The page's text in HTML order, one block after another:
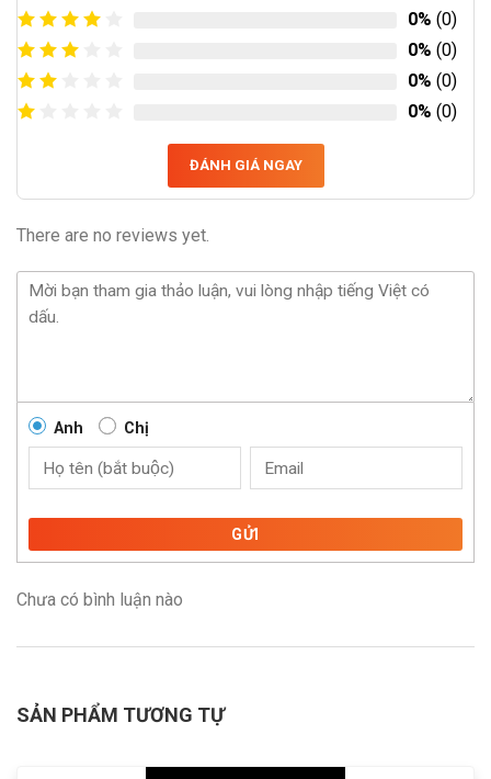
0% (0)
0% (0)
0% (0)
0% (0)
ĐÁNH GIÁ NGAY
There are no reviews yet.
Anh Chị
GỬI
Chưa có bình luận nào
SẢN PHẨM TƯƠNG TỰ